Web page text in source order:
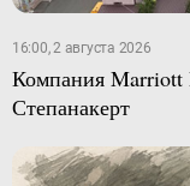
16:00, 2 августа 2026
Компания
Степанакерт